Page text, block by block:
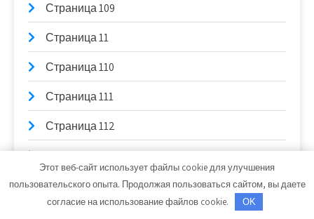
Страница 109
Страница 11
Страница 110
Страница 111
Страница 112
Страница 113
Страница 114
Этот веб-сайт использует файлы cookie для улучшения
пользовательского опыта. Продолжая пользоваться сайтом, вы даете
согласие на использование файлов cookie.
OK